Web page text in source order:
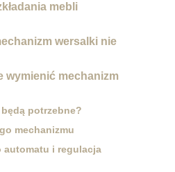
mebli
wersalki nie
wymienić mechanizm
potrzebne?
mechanizmu
automatu i regulacja